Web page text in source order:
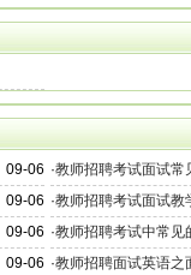
09-06 ·教师招聘考试面试常
09-06 ·教师招聘考试面试教
09-06 ·教师招聘考试中常见
09-06 ·教师招聘面试英语之